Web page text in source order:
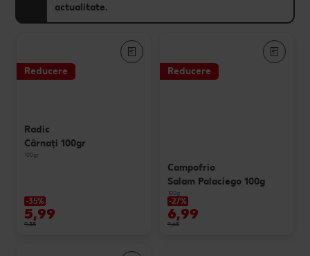
actualitate.
Reducere
Radic
Cârnaţi 100gr
100gr
-35%
5,99
9,35
Reducere
Campofrio
Salam Palaciego 100g
100g
-27%
6,99
9,65